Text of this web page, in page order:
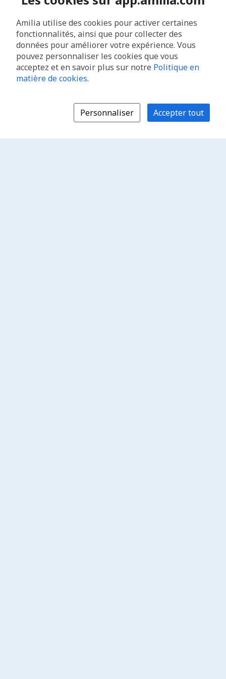
Amilia utilise des cookies pour activer certaines
fonctionnalités, ainsi que pour collecter des
données pour améliorer votre expérience. Vous
pouvez personnaliser les cookies que vous
acceptez et en savoir plus sur notre Politique en
matière de cookies.
Personnaliser Accepter tout